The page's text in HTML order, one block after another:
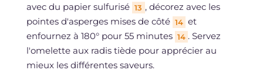
avec du papier sulfurisé 13 , décorez avec les
pointes d'asperges mises de côté 14 et
enfournez à 180° pour 55 minutes 14 . Servez
l'omelette aux radis tiède pour apprécier au
mieux les différentes saveurs.